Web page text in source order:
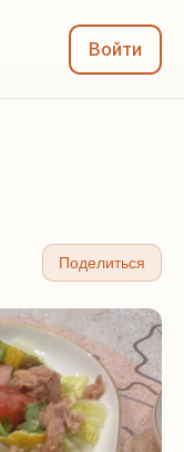
Войти
Поделиться